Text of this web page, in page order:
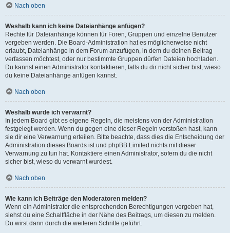
Nach oben
Weshalb kann ich keine Dateianhänge anfügen?
Rechte für Dateianhänge können für Foren, Gruppen und einzelne Benutzer
vergeben werden. Die Board-Administration hat es möglicherweise nicht
erlaubt, Dateianhänge in dem Forum anzufügen, in dem du deinen Beitrag
verfassen möchtest, oder nur bestimmte Gruppen dürfen Dateien hochladen.
Du kannst einen Administrator kontaktieren, falls du dir nicht sicher bist, wieso
du keine Dateianhänge anfügen kannst.
Nach oben
Weshalb wurde ich verwarnt?
In jedem Board gibt es eigene Regeln, die meistens von der Administration
festgelegt werden. Wenn du gegen eine dieser Regeln verstoßen hast, kann
sie dir eine Verwarnung erteilen. Bitte beachte, dass dies die Entscheidung der
Administration dieses Boards ist und phpBB Limited nichts mit dieser
Verwarnung zu tun hat. Kontaktiere einen Administrator, sofern du die nicht
sicher bist, wieso du verwarnt wurdest.
Nach oben
Wie kann ich Beiträge den Moderatoren melden?
Wenn ein Administrator die entsprechenden Berechtigungen vergeben hat,
siehst du eine Schaltfläche in der Nähe des Beitrags, um diesen zu melden.
Du wirst dann durch die weiteren Schritte geführt.